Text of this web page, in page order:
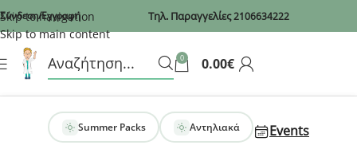
Recaptcha
Skip to navigation
Skip to main content
Σύνδεση/Εγγραφή Τηλ. Παραγγελίες2106634222
0 0.00€
Summer Packs Αντηλιακά Events